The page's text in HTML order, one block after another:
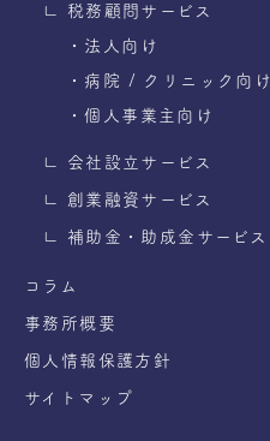
∟ 税務顧問サービス
・法人向け
・病院 / クリニック向け
・個人事業主向け
∟ 会社設立サービス
∟ 創業融資サービス
∟ 補助金・助成金サービス
コラム
事務所概要
個人情報保護方針
サイトマップ